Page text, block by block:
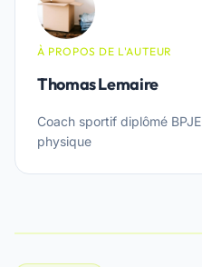
À PROPOS DE L'AUTEUR
Thomas Lemaire
Coach sportif diplômé
physique